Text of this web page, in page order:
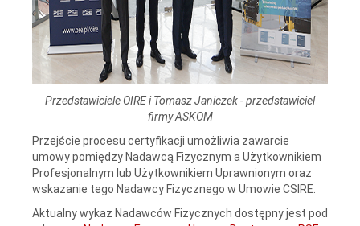
Przedstawiciele OIRE i Tomasz Janiczek - przedstawiciel
firmy ASKOM
Przejście procesu certyfikacji umożliwia zawarcie
umowy pomiędzy Nadawcą Fizycznym a Użytkownikiem
Profesjonalnym lub Użytkownikiem Uprawnionym oraz
wskazanie tego Nadawcy Fizycznego w Umowie CSIRE.
Aktualny wykaz Nadawców Fizycznych dostępny jest pod